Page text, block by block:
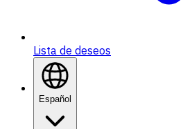
Lista de deseos
Español